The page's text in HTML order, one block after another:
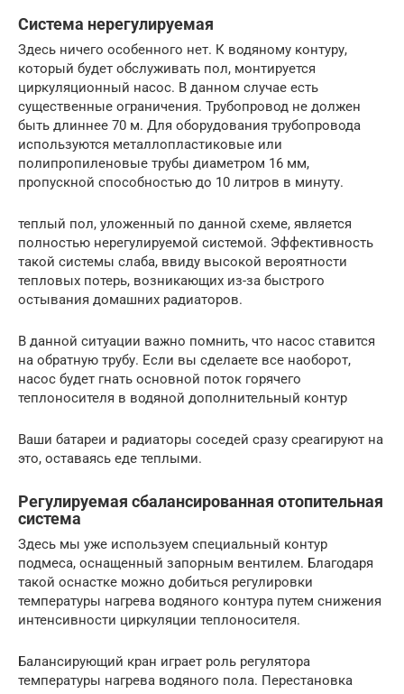
Система нерегулируемая
Здесь ничего особенного нет. К водяному контуру,
который будет обслуживать пол, монтируется
циркуляционный насос. В данном случае есть
существенные ограничения. Трубопровод не должен
быть длиннее 70 м. Для оборудования трубопровода
используются металлопластиковые или
полипропиленовые трубы диаметром 16 мм,
пропускной способностью до 10 литров в минуту.
теплый пол, уложенный по данной схеме, является
полностью нерегулируемой системой. Эффективность
такой системы слаба, ввиду высокой вероятности
тепловых потерь, возникающих из-за быстрого
остывания домашних радиаторов.
В данной ситуации важно помнить, что насос ставится
на обратную трубу. Если вы сделаете все наоборот,
насос будет гнать основной поток горячего
теплоносителя в водяной дополнительный контур
Ваши батареи и радиаторы соседей сразу среагируют на
это, оставаясь еде теплыми.
Регулируемая сбалансированная отопительная
система
Здесь мы уже используем специальный контур
подмеса, оснащенный запорным вентилем. Благодаря
такой оснастке можно добиться регулировки
температуры нагрева водяного контура путем снижения
интенсивности циркуляции теплоносителя.
Балансирующий кран играет роль регулятора
температуры нагрева водяного пола. Перестановка